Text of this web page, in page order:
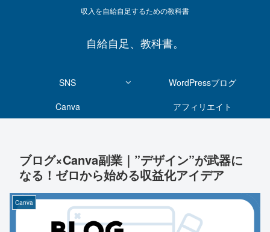
収入を自給自足するための教科書
自給自足、教科書。
SNS
WordPressブログ
Canva
アフィリエイト
ブログ×Canva副業｜”デザイン”が武器に
なる！ゼロから始める収益化アイデア
Canva